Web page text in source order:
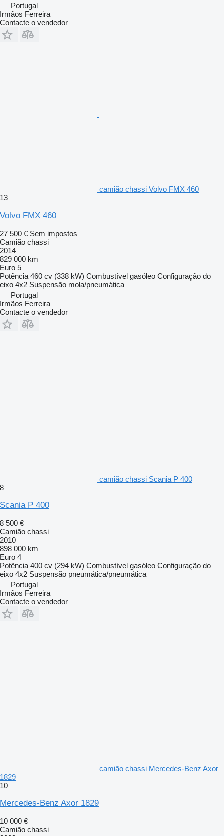
Portugal
Irmãos Ferreira
Contacte o vendedor
camião chassi Volvo FMX 460
13
Volvo FMX 460
27 500 € Sem impostos
Camião chassi
2014
829 000 km
Euro 5
Potência 460 cv (338 kW) Combustível gasóleo Configuração do
eixo 4x2 Suspensão mola/pneumática
Portugal
Irmãos Ferreira
Contacte o vendedor
camião chassi Scania P 400
8
Scania P 400
8 500 €
Camião chassi
2010
898 000 km
Euro 4
Potência 400 cv (294 kW) Combustível gasóleo Configuração do
eixo 4x2 Suspensão pneumática/pneumática
Portugal
Irmãos Ferreira
Contacte o vendedor
camião chassi Mercedes-Benz Axor
1829
10
Mercedes-Benz Axor 1829
10 000 €
Camião chassi